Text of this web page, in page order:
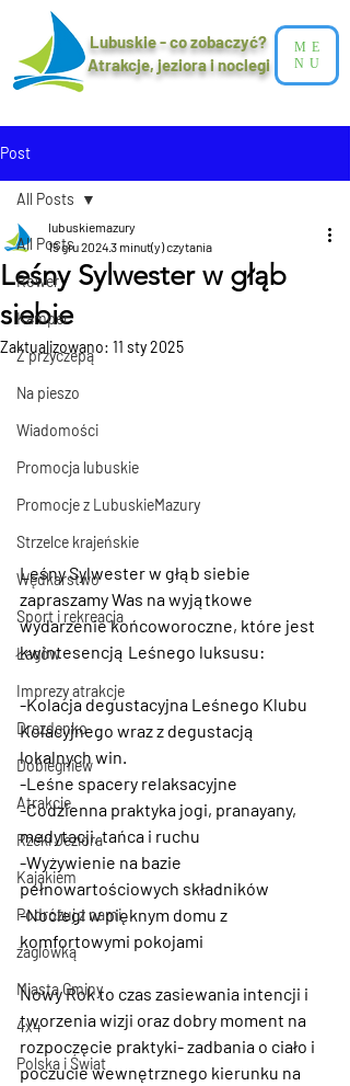
Lubuskie - co zobaczyć?
Atrakcje, jeziora i noclegi​
ME
NU
Post
All Posts
Rower
Kamper
Z przyczepą
Na pieszo
Wiadomości
Promocja lubuskie
Promocje z LubuskieMazury
Strzelce krajeńskie
Wędkarstwo
Sport i rekreacja
Łagów
Imprezy atrakcje
Drezdenko
Dobiegniew
Atrakcje
Rzeki Jeziora
Kajakiem
Podróżuj z nami
żaglówką
Miasta Gminy
4x4
Polska i Świat
All Posts
Leśny Sylwester w głąb
siebie
lubuskiemazury
15 gru 20243 minut(y) czytania
Zaktualizowano: 11 sty 2025
Leśny Sylwester w głąb siebie
zapraszamy Was na wyjątkowe
wydarzenie końcoworoczne, które jest
kwintesencją Leśnego luksusu:
-Kolacja degustacyjna Leśnego Klubu
Kolacyjnego wraz z degustacją
lokalnych win.
-Leśne spacery relaksacyjne
-Codzienna praktyka jogi, pranayany,
medytacji, tańca i ruchu
-Wyżywienie na bazie
pełnowartościowych składników
-Noclegi w pięknym domu z
komfortowymi pokojami
Nowy Rok to czas zasiewania intencji i
tworzenia wizji oraz dobry moment na
rozpoczęcie praktyki- zadbania o ciało i
poczucie wewnętrznego kierunku na